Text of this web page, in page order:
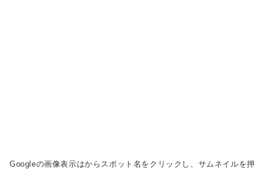
Googleの画像表示はからスポット名をクリックし、サムネイルを押